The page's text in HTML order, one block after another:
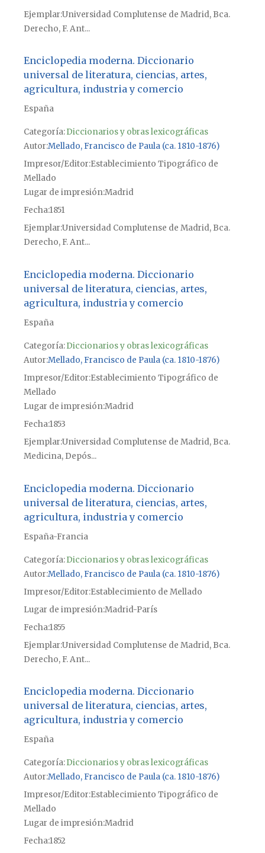
Ejemplar Universidad Complutense de Madrid, Bca.
Derecho, F. Ant...
Enciclopedia moderna. Diccionario
universal de literatura, ciencias, artes,
agricultura, industria y comercio
España
Categoría:Diccionarios y obras lexicográficas
Autor Mellado, Francisco de Paula (ca. 1810-1876)
Impresor/Editor Establecimiento Tipográfico de
Mellado
Lugar de impresiónMadrid
Fecha1851
Ejemplar Universidad Complutense de Madrid, Bca.
Derecho, F. Ant...
Enciclopedia moderna. Diccionario
universal de literatura, ciencias, artes,
agricultura, industria y comercio
España
Categoría:Diccionarios y obras lexicográficas
Autor Mellado, Francisco de Paula (ca. 1810-1876)
Impresor/Editor Establecimiento Tipográfico de
Mellado
Lugar de impresiónMadrid
Fecha1853
Ejemplar Universidad Complutense de Madrid, Bca.
Medicina, Depós...
Enciclopedia moderna. Diccionario
universal de literatura, ciencias, artes,
agricultura, industria y comercio
España-Francia
Categoría:Diccionarios y obras lexicográficas
Autor Mellado, Francisco de Paula (ca. 1810-1876)
Impresor/Editor Establecimiento de Mellado
Lugar de impresiónMadrid-París
Fecha1855
Ejemplar Universidad Complutense de Madrid, Bca.
Derecho, F. Ant...
Enciclopedia moderna. Diccionario
universal de literatura, ciencias, artes,
agricultura, industria y comercio
España
Categoría:Diccionarios y obras lexicográficas
Autor Mellado, Francisco de Paula (ca. 1810-1876)
Impresor/Editor Establecimiento Tipográfico de
Mellado
Lugar de impresiónMadrid
Fecha1852